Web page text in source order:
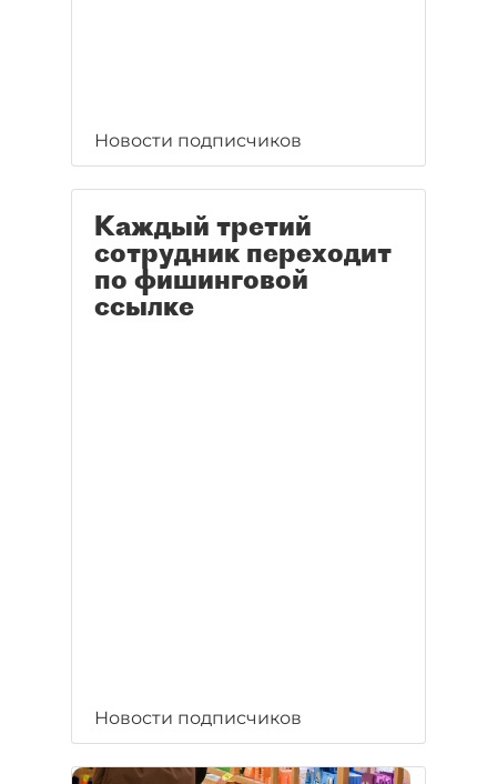
Новости подписчиков
Каждый третий
сотрудник переходит
по фишинговой
ссылке
Новости подписчиков